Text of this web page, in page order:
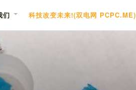
们 科技改变未来!(双电网 PCPC.ME)